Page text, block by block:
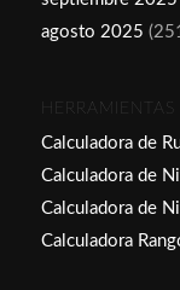
agosto 2025
HERRAMIENTAS
Calculadora de
Calculadora de
Calculadora de
Calculadora